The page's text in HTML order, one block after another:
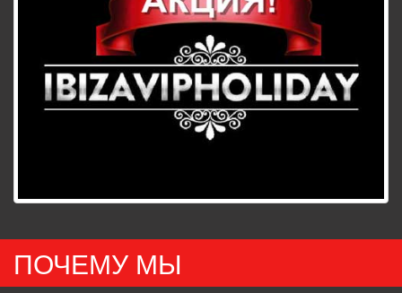
ПОЧЕМУ МЫ